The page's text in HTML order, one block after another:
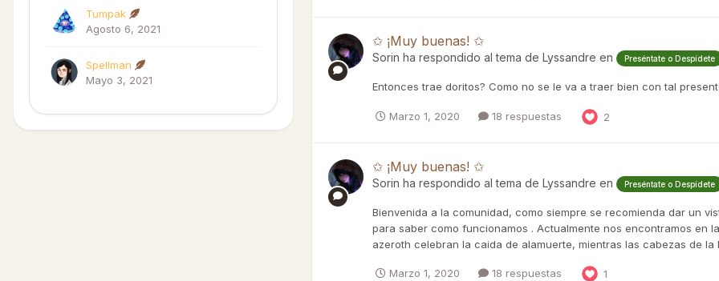
Tumpak
Agosto 6, 2021
Spellman
Mayo 3, 2021
✩ ¡Muy buenas! ✩
Sorin ha respondido al tema de Lyssandre en Preséntate o Despídete
Entonces trae doritos? Como no se le va a traer bien con tal
Marzo 1, 2020 18 respuestas 2
✩ ¡Muy buenas! ✩
Sorin ha respondido al tema de Lyssandre en Preséntate o Despídete
Bienvenida a la comunidad, como siempre se recomienda dar un
para saber como funcionamos . Actualmente nos encontramos en
azeroth celebran la caida de alamuerte, mientras las cabezas de
Marzo 1, 2020 18 respuestas 1